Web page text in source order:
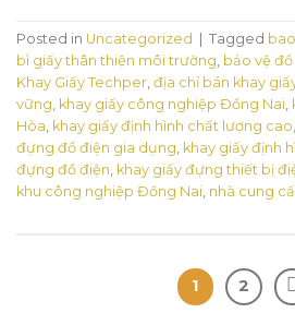
Posted in Uncategorized Tagged
bì giấy thân thiện môi trường, bảo vệ
Khay Giấy Techper, địa chỉ bán khay
vững, khay giấy công nghiệp Đồng Nai,
Hòa, khay giấy định hình chất lượng cao,
đựng đồ điện gia dụng, khay giấy định
đựng đồ điện, khay giấy đựng thiết bị
khu công nghiệp Đồng Nai, nhà cung
1 2